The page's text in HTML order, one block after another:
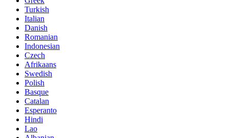
Turkish
Italian
Danish
Romanian
Indonesian
Czech
Afrikaans
Swedish
Polish
Basque
Catalan
Esperanto
Hindi
Lao